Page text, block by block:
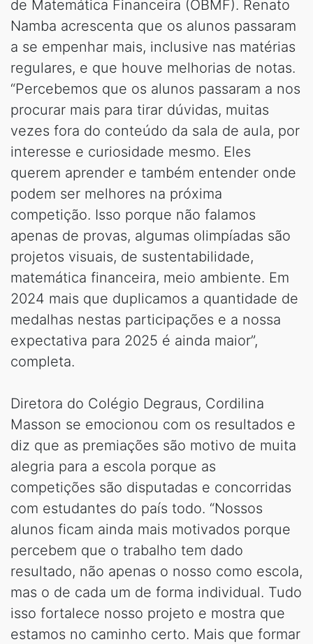
de Matemática Financeira (OBMF). Renato
Namba acrescenta que os alunos passaram
a se empenhar mais, inclusive nas matérias
regulares, e que houve melhorias de notas.
“Percebemos que os alunos passaram a nos
procurar mais para tirar dúvidas, muitas
vezes fora do conteúdo da sala de aula, por
interesse e curiosidade mesmo. Eles
querem aprender e também entender onde
podem ser melhores na próxima
competição. Isso porque não falamos
apenas de provas, algumas olimpíadas são
projetos visuais, de sustentabilidade,
matemática financeira, meio ambiente. Em
2024 mais que duplicamos a quantidade de
medalhas nestas participações e a nossa
expectativa para 2025 é ainda maior”,
completa.
Diretora do Colégio Degraus, Cordilina
Masson se emocionou com os resultados e
diz que as premiações são motivo de muita
alegria para a escola porque as
competições são disputadas e concorridas
com estudantes do país todo. “Nossos
alunos ficam ainda mais motivados porque
percebem que o trabalho tem dado
resultado, não apenas o nosso como escola,
mas o de cada um de forma individual. Tudo
isso fortalece nosso projeto e mostra que
estamos no caminho certo. Mais que formar